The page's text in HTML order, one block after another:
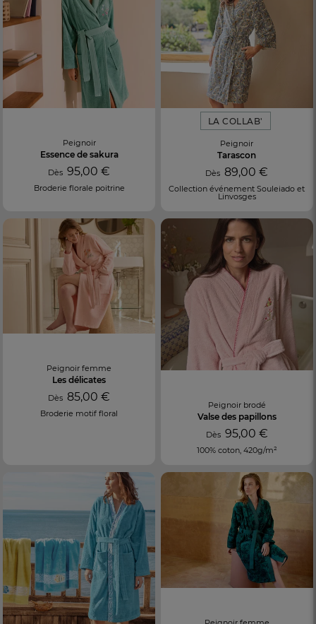
Peignoir
Essence de sakura
Dès95,00 €
Broderie florale poitrine
LA COLLAB'
Peignoir
Tarascon
Dès89,00 €
Collection événement Souleiado et
Linvosges
Peignoir femme
Les délicates
Dès85,00 €
Broderie motif floral
Peignoir brodé
Valse des papillons
Dès 95,00 €
100% coton, 420g/m²